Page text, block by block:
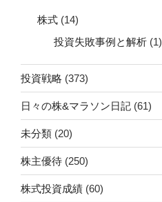
株式 (14)
投資失敗事例と解析 (1)
投資戦略 (373)
日々の株&マラソン日記 (61)
未分類 (20)
株主優待 (250)
株式投資成績 (60)